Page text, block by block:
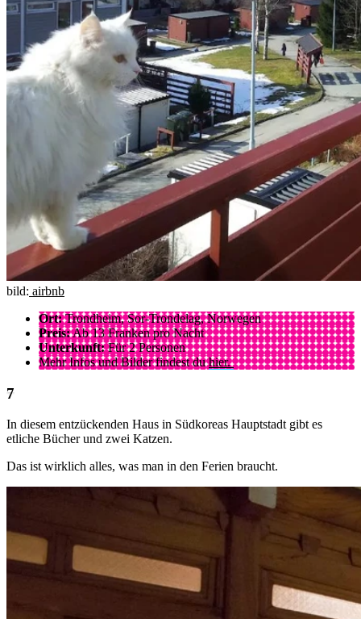
bild: airbnb
Ort:Trondheim, Sor-Trondelag, Norwegen
Preis:Ab 13 Franken pro Nacht
Unterkunft:Für 2 Personen
Mehr Infos und Bilder findest duhier.
In diesem entzückenden Haus in Südkoreas Hauptstadt gibt es
etliche Bücher und zwei Katzen.
Das ist wirklich alles, was man in den Ferien braucht.